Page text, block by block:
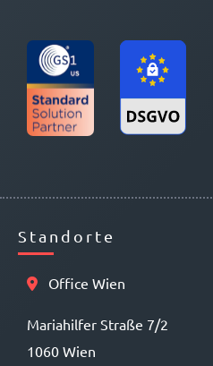
Standorte
Office Wien
Mariahilfer Straße 7/2
1060 Wien